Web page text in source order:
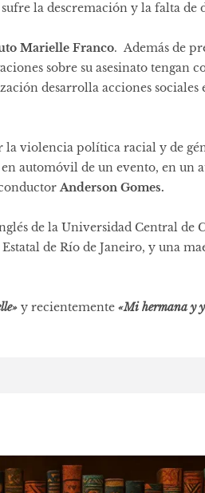
la descremación y la falta de
Marielle Franco. Además de
sobre su asesinato tengan
desarrolla acciones sociales
violencia política racial y de
automóvil de un evento, en un
Anderson Gomes.
de la Universidad Central de
de Río de Janeiro, y una
y recientemente «Mi hermana y